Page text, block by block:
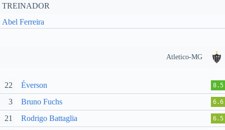
TREINADOR
Abel Ferreira
Atletico-MG
22 Éverson 8.5
3 Bruno Fuchs 6.6
21 Rodrigo Battaglia 6.5